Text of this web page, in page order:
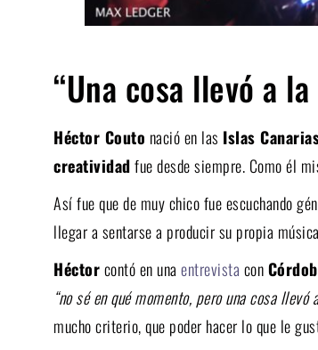
“Una cosa llevó a
Héctor Couto nació en las Islas
creatividadfue desde siempre. Como él
Así fue que de muy chico fue escuchando
llegar a sentarse a producir su propia
Héctorcontó en una entrevista con
“no sé en qué momento, pero una cosa
mucho criterio, que poder hacer lo que le